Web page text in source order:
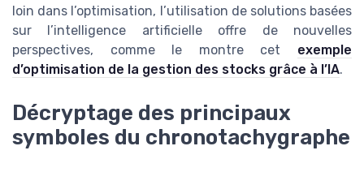
loin dans l’optimisation, l’utilisation de solutions basées
sur l’intelligence artificielle offre de nouvelles
perspectives, comme le montre cet exemple
d’optimisation de la gestion des stocks grâce à l’IA.
Décryptage des principaux
symboles du chronotachygraphe